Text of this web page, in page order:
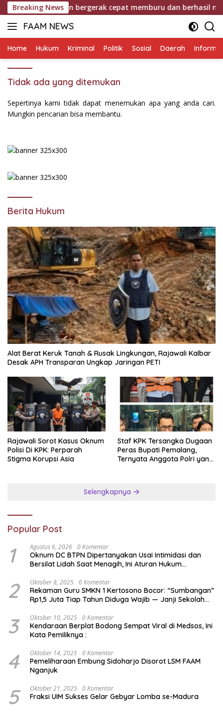
Langsung
ke
konten
Breaking News
Bangkalan bergerak cepat memburu dan berhasil
FAAM NEWS
Mengungkap
Mengawal
Home Hukum Kriminal Politik Sosial Daerah
Tidak ada yang ditemukan
Sepertinya kami tidak dapat menemukan apa yang anda cari.
Mungkin pencarian bisa membantu.
Berita Hukum
Alat Berat Keruk Tanah & Rusak Lingkungan, Rajawali Kalbar
Desak APH Transparan Ungkap Jaringan PETI
Rajawali Sorot Kasus Oknum
Polisi Di KPK: Perparah
Stigma Korupsi Asia
Staf KPK Tersangka Dugaan
Peras Bupati Pemalang,
Ternyata Anggota Polri yang
Selengkapnya
Popular Post
1 Agustus 6, 2026 0 Komentar
Oknum DC BTPN Dipertanyakan Usai Intimidasi dan
Bersilat Lidah Saat Menagih, Ini Aturan Hukum
2 Oktober 8, 2025 0 Komentar
Rekaman Guru SMKN 1 Kertosono Bocor: “Sumbangan”
Rp1,5 Juta Tiap Tahun Diduga Wajib — Janji Sekolah
3 Oktober 10, 2025 0 Komentar
Kendaraan Berplat Bodong Sempat Viral di Medsos, Ini
Kata Pemiliknya :
4 Oktober 14, 2025 0 Komentar
Pemeliharaan Embung Sidoharjo Disorot LSM FAAM
Nganjuk
5 Oktober 21, 2025 0 Komentar
Fraksi UIM Sukses Gelar Gebyar Lomba se-Madura